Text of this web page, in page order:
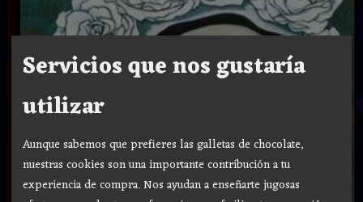
Servicios que nos gustaría
utilizar
Aunque sabemos que prefieres las galletas de chocolate,
nuestras cookies son una importante contribución a tu
experiencia de compra. Nos ayudan a enseñarte jugosas